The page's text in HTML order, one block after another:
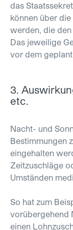
das
können über
werden, die
Das jeweilige
vor dem
3.
etc.
Nacht- und
Bestimmungen
eingehalten
Zeitzuschläge
Umständen
So hat zum
vorübergehend
einen